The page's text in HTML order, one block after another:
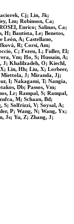
Cj; Lin, Jk;
Lm; Robinson, Ca;
Enrico; Salinas, Ca;
H; Bautista, Le; Benetos,
León, A; Castellano,
R; Corsi, Am;
C; Fezeu, L; Fuller, El;
Vm; Ho, S; Hussain, A;
J; Khalilzadeh, O; Kiechl,
Lin, Hh; Liu, X; Lorbeer,
Miettola, J; Miranda, Jj;
I; Nakagami, T; Nangia,
Db; Passos, Vm;
Lr; Rampal, S; Rampal,
M; Schaan, Bd;
S; Solfrizzi, V; Soysal, A;
P; Wang, N; Wang, Yx;
Js; Yu, Z; Zhang, J;